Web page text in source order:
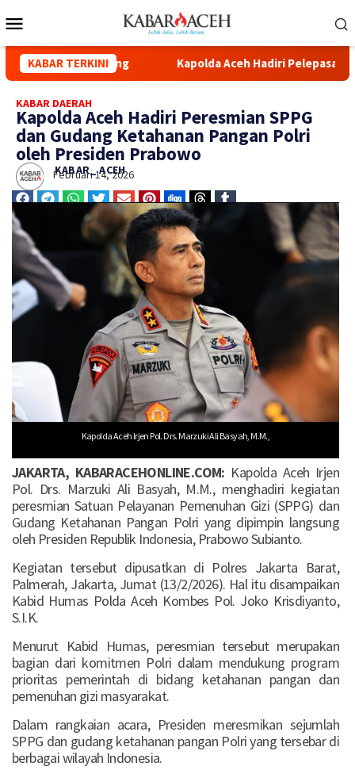
KABAR TERKINI
Pelepasan Distribusi Bantuan Kemanusiaan Polri ke Aceh,
KABAR DAERAH
Kapolda Aceh Hadiri Peresmian SPPG
dan Gudang Ketahanan Pangan Polri
oleh Presiden Prabowo
KABAR_ ACEH
Februari 14, 2026
Kapolda Aceh Irjen Pol. Drs. Marzuki Ali Basyah, M.M.,
JAKARTA, KABARACEHONLINE.COM: Kapolda Aceh Irjen
Pol. Drs. Marzuki Ali Basyah, M.M., menghadiri kegiatan
peresmian Satuan Pelayanan Pemenuhan Gizi (SPPG) dan
Gudang Ketahanan Pangan Polri yang dipimpin langsung
oleh Presiden Republik Indonesia, Prabowo Subianto.
Kegiatan tersebut dipusatkan di Polres Jakarta Barat,
Palmerah, Jakarta, Jumat (13/2/2026). Hal itu disampaikan
Kabid Humas Polda Aceh Kombes Pol. Joko Krisdiyanto,
S.I.K.
Menurut Kabid Humas, peresmian tersebut merupakan
bagian dari komitmen Polri dalam mendukung program
prioritas pemerintah di bidang ketahanan pangan dan
pemenuhan gizi masyarakat.
Dalam rangkaian acara, Presiden meresmikan sejumlah
SPPG dan gudang ketahanan pangan Polri yang tersebar di
berbagai wilayah Indonesia.